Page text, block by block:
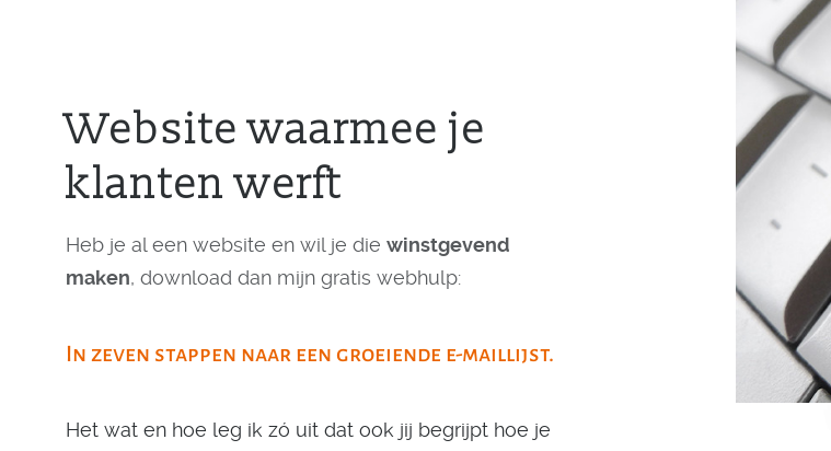
Website waarmee je
klanten werft
Heb je al een website en wil je die winstgevend
maken, download dan mijn gratis webhulp:
In zeven stappen naar een groeiende e-maillijst.
Het wat en hoe leg ik zó uit dat ook jij begrijpt hoe je